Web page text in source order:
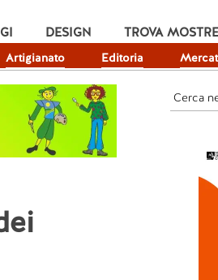
Artigianato Editoria
DESIGN TROVA MOSTRE